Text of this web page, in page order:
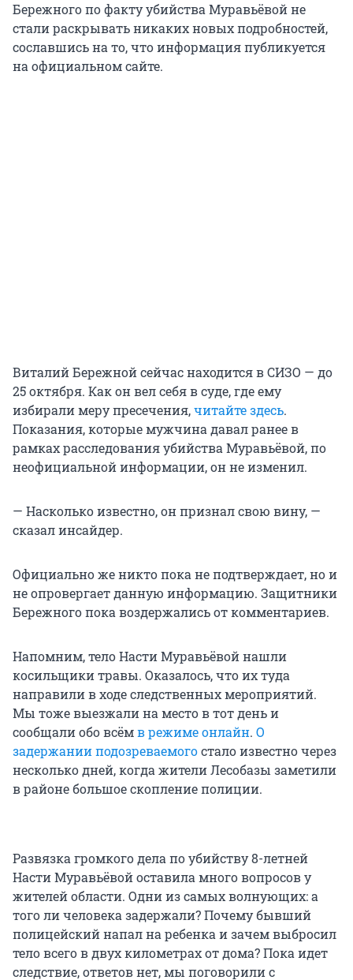
Бережного по факту убийства Муравьёвой не
стали раскрывать никаких новых подробностей,
сославшись на то, что информация публикуется
на официальном сайте.
Виталий Бережной сейчас находится в СИЗО — до
25 октября. Как он вел себя в суде, где ему
избирали меру пресечения,читайте здесь.
Показания, которые мужчина давал ранее в
рамках расследования убийства Муравьёвой, по
неофициальной информации, он не изменил.
— Насколько известно, он признал свою вину, —
сказал инсайдер.
Официально же никто пока не подтверждает, но и
не опровергает данную информацию. Защитники
Бережного пока воздержались от комментариев.
Напомним, тело Насти Муравьёвой нашли
косильщики травы. Оказалось, что их туда
направили в ходе следственных мероприятий.
Мы тоже выезжали на место в тот день и
сообщали обо всёмв режиме онлайн. О
задержании подозреваемогостало известно через
несколько дней, когда жители Лесобазы заметили
в районе большое скопление полиции.
Развязка громкого дела по убийству 8-летней
Насти Муравьёвой оставила много вопросов у
жителей области. Одни из самых волнующих: а
того ли человека задержали? Почему бывший
полицейский напал на ребенка и зачем выбросил
тело всего в двух километрах от дома? Пока идет
следствие, ответов нет, мы поговорили с